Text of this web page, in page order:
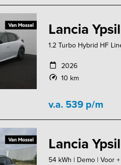
Lancia
1.2 Turbo Hybrid HF
2026
10 km
v.a. 539 p/m
Lancia
54 kWh | Demo | Voor